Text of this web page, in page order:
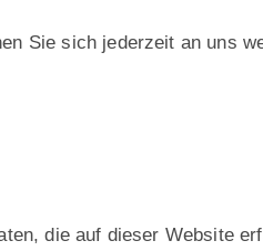
Sie sich jederzeit an uns
die auf dieser Website